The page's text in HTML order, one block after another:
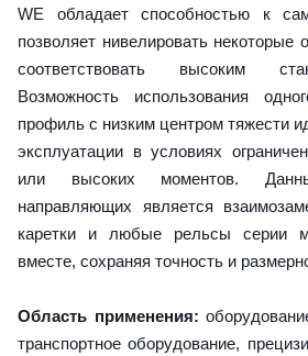
WE обладает способностью к
позволяет нивелировать
соответствовать высоким
Возможность использования
профиль с низким центром тяжести
эксплуатации в условиях
или высоких моментов.
направляющих является
каретки и любые рельсы серии
вместе, сохраняя точность и
Область применения:
транспортное оборудование,